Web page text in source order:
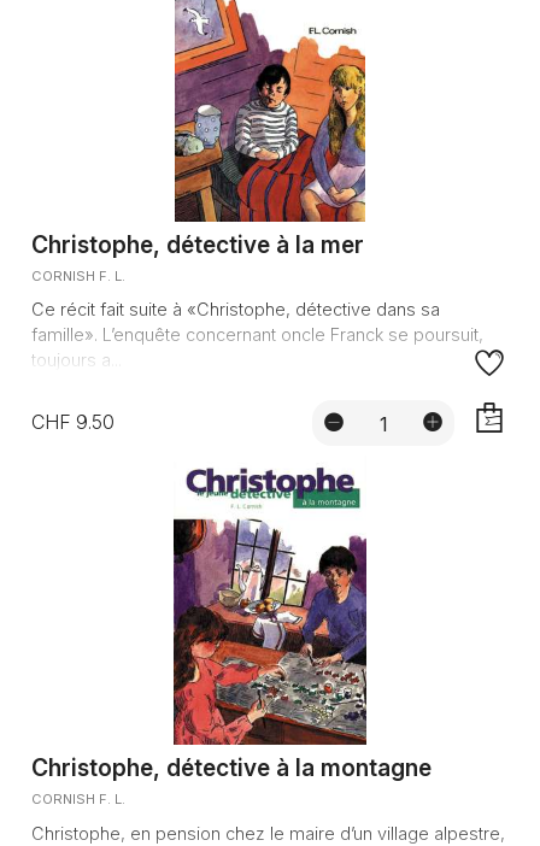
Christophe, détective à la mer
CORNISH F. L.
Ce récit fait suite à «Christophe, détective dans sa
famille». L’enquête concernant oncle Franck se poursuit,
toujours a...
CHF 9.50
Christophe, détective à la montagne
CORNISH F. L.
Christophe, en pension chez le maire d’un village alpestre,